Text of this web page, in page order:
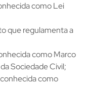
como Lei
que regulamenta a
como Marco
Sociedade Civil;
como